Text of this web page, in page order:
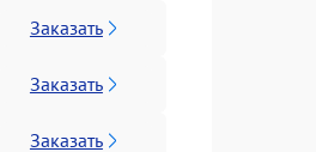
Заказать
Заказать
Заказать